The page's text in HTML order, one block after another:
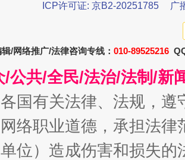
蛙产品抗生素超标问题”
ICP许可证: 京B2-20251785
广
/网络推广/法律咨询专线： 010-89525216
/公共/全民/法治/法制/新
国有关法律、法规，
络职业道德，承担法
位）造成伤害和损失